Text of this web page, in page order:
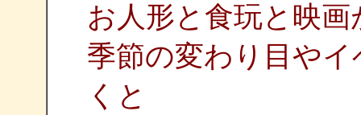
お人形と食玩と映
季節の変わり目や
くと